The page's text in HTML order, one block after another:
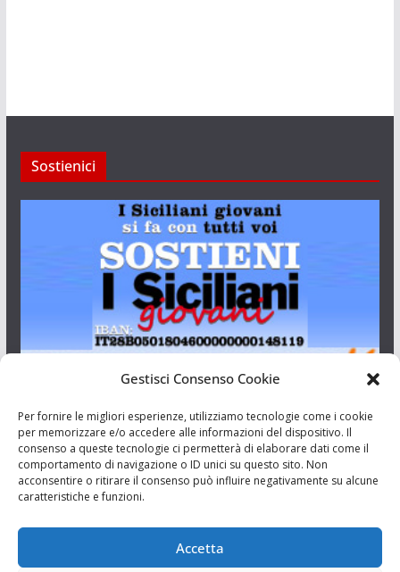
Gestisci Consenso Cookie
Per fornire le migliori esperienze, utilizziamo tecnologie come i cookie
per memorizzare e/o accedere alle informazioni del dispositivo. Il
consenso a queste tecnologie ci permetterà di elaborare dati come il
comportamento di navigazione o ID unici su questo sito. Non
acconsentire o ritirare il consenso può influire negativamente su alcune
caratteristiche e funzioni.
Accetta
Sostienici
Aut. del tribunale di Catania n.23/2011 del 20/09/2011 Dir.
Resp. Riccardo Orioles.
Associazione Culturale I Siciliani Giovani
via Randazzo 27 Catania